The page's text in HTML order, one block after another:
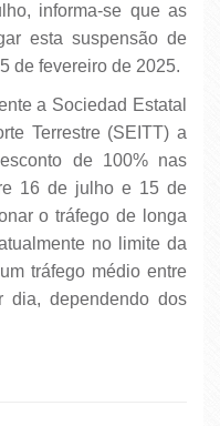
informa-se que as
esta suspensão de
de fevereiro de 2025.
Terrestre (SEITT) a
de 100% nas
16 de julho e 15 de
o tráfego de longa
no limite da
tráfego médio entre
dia, dependendo dos